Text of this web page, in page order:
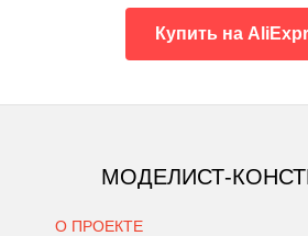
Купить на
МОДЕЛИСТ-
О ПРОЕКТЕ